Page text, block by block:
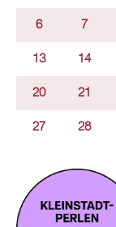
6 7
13 14
20 21
27 28